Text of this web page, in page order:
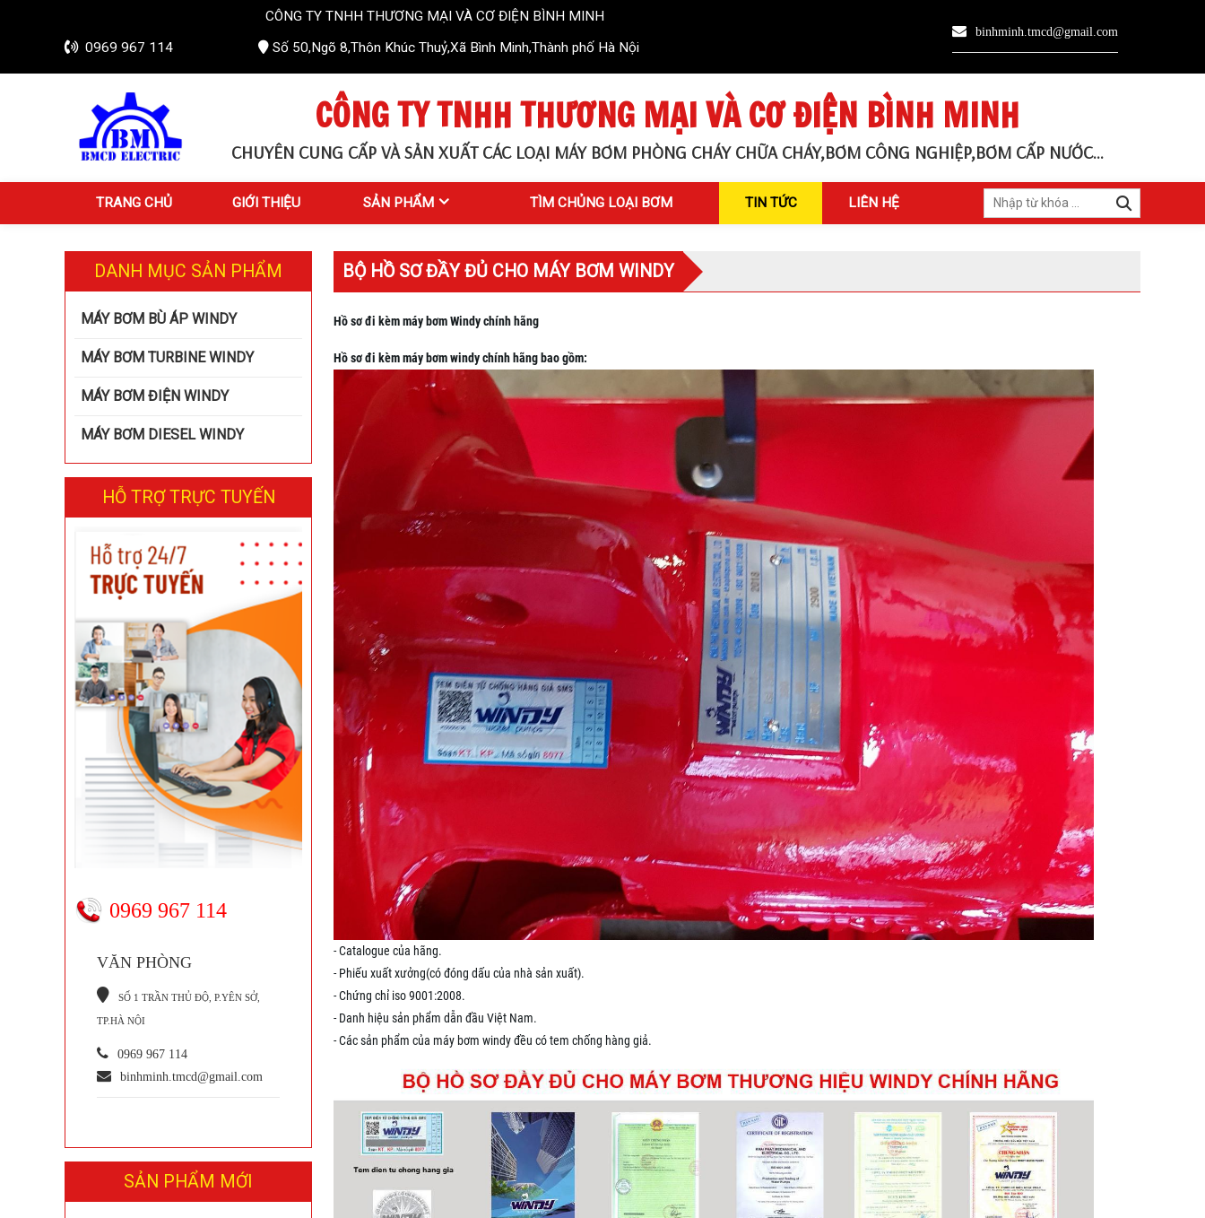
CÔNG TY TNHH THƯƠNG MẠI VÀ CƠ ĐIỆN BÌNH MINH
0969 967 114
Số 50,Ngõ 8,Thôn Khúc Thuỷ,Xã Bình Minh,Thành phố Hà Nội
binhminh.tmcd@gmail.com
CÔNG TY TNHH THƯƠNG MẠI VÀ CƠ ĐIỆN BÌNH MINH
CHUYÊN CUNG CẤP VÀ SẢN XUẤT CÁC LOẠI MÁY BƠM PHÒNG CHÁY CHỮA CHÁY,BƠM CÔNG NGHIỆP,BƠM CẤP NƯỚC...
TRANG CHỦ GIỚI THIỆU SẢN PHẨM TÌM CHỦNG LOẠI BƠM TIN TỨC LIÊN HỆ
DANH MỤC SẢN PHẨM
MÁY BƠM BÙ ÁP WINDY
MÁY BƠM TURBINE WINDY
MÁY BƠM ĐIỆN WINDY
MÁY BƠM DIESEL WINDY
HỖ TRỢ TRỰC TUYẾN
0969 967 114
VĂN PHÒNG
SỐ 1 TRẦN THỦ ĐỘ, P.YÊN SỞ,
TP.HÀ NỘI
0969 967 114
binhminh.tmcd@gmail.com
SẢN PHẨM MỚI
BỘ HỒ SƠ ĐẦY ĐỦ CHO MÁY BƠM WINDY
Hồ sơ đi kèm máy bơm Windy chính hãng
Hồ sơ đi kèm máy bơm windy chính hãng bao gồm:
- Catalogue của hãng.
- Phiếu xuất xưởng(có đóng dấu của nhà sản xuất).
- Chứng chỉ iso 9001:2008.
- Danh hiệu sản phẩm dẫn đầu Việt Nam.
- Các sản phẩm của máy bơm windy đều có tem chống hàng giả.